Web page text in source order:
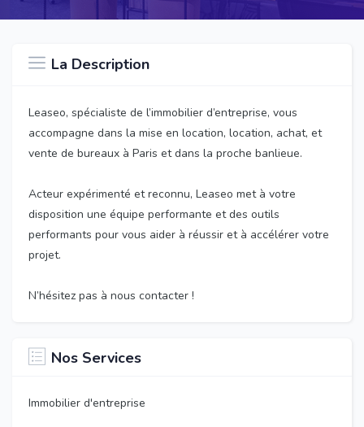
La Description
Leaseo, spécialiste de l’immobilier d’entreprise, vous
accompagne dans la mise en location, location, achat, et
vente de bureaux à Paris et dans la proche banlieue.
Acteur expérimenté et reconnu, Leaseo met à votre
disposition une équipe performante et des outils
performants pour vous aider à réussir et à accélérer votre
projet.
N’hésitez pas à nous contacter !
Nos Services
Immobilier d'entreprise